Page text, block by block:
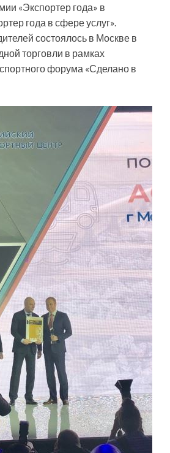
«Экспортер года» в
года в сфере услуг».
состоялось в Москве в
торговли в рамках
форума «Сделано в